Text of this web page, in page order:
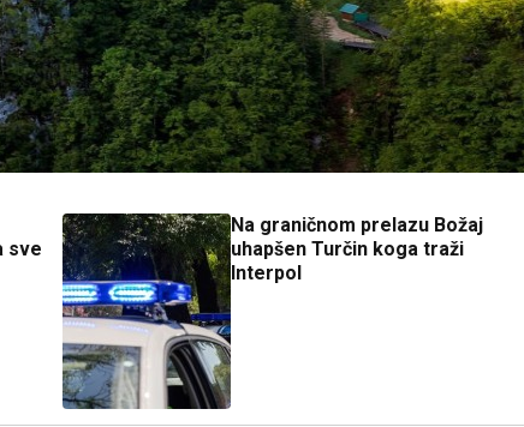
sve
Na graničnom prelazu Božaj
uhapšen Turčin koga traži
Interpol